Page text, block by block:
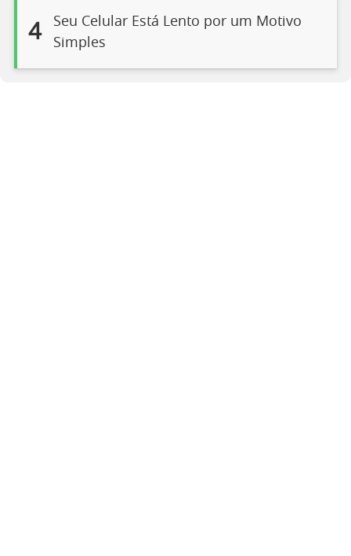
4
Seu Celular Está Lento por um Motivo
Simples